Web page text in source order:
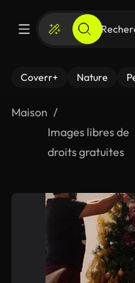
Coverr+ Nature
Maison
Images libres de
droits gratuites